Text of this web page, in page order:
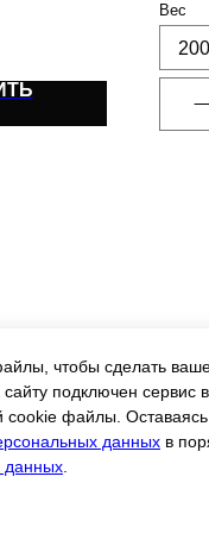
Вес
чтобы сделать
подключен сервис
файлы.
данных в
данных.